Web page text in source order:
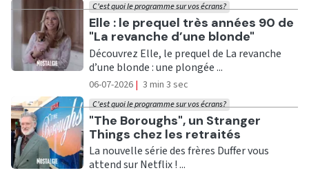
Ecouter
Elle : le prequel très années 90 de
"La revanche d’une blonde"
C'est quoi le programme sur vos écrans?
Découvrez Elle, le prequel de La revanche
d’une blonde : une plongée ...
06-07-2026 | 3 min 3 sec
Ecouter
"The Boroughs", un Stranger
Things chez les retraités
C'est quoi le programme sur vos écrans?
La nouvelle série des frères Duffer vous
attend sur Netflix ! ...